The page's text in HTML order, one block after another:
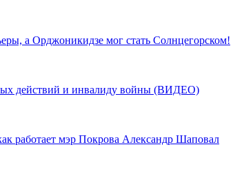
а Орджоникидзе мог стать Солнцегорском!
действий и инвалиду войны (ВИДЕО)
работает мэр Покрова Александр Шаповал